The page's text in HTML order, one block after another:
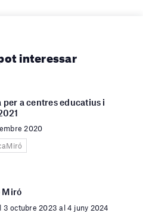
interessar
per a centres educatius i
2020
Miró
3 octubre 2023 al 4 juny 2024